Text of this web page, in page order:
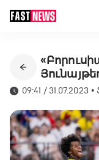
09:41 / 31.07.2023 •